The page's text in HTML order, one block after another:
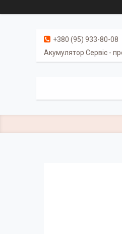
+380 (95) 933-80-08
Акумулятор Сервіс -